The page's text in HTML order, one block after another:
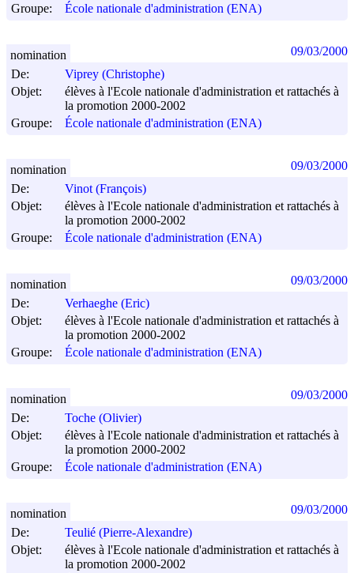
Groupe:
École nationale d'administration (ENA)
De:
Viprey (Christophe)
Objet:
élèves à l'Ecole nationale d'administration et rattachés à
la promotion 2000-2002
Groupe:
École nationale d'administration (ENA)
nomination 09/03/2000
De:
Vinot (François)
Objet:
élèves à l'Ecole nationale d'administration et rattachés à
la promotion 2000-2002
Groupe:
École nationale d'administration (ENA)
nomination 09/03/2000
De:
Verhaeghe (Eric)
Objet:
élèves à l'Ecole nationale d'administration et rattachés à
la promotion 2000-2002
Groupe:
École nationale d'administration (ENA)
nomination 09/03/2000
De:
Toche (Olivier)
Objet:
élèves à l'Ecole nationale d'administration et rattachés à
la promotion 2000-2002
Groupe:
École nationale d'administration (ENA)
nomination 09/03/2000
De:
Teulié (Pierre-Alexandre)
Objet:
élèves à l'Ecole nationale d'administration et rattachés à
la promotion 2000-2002
nomination 09/03/2000